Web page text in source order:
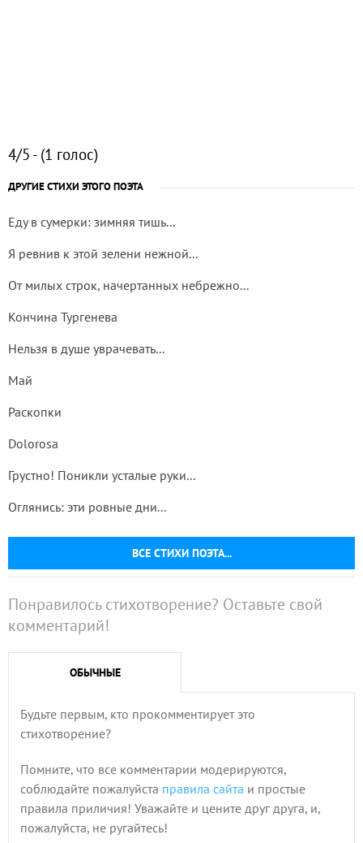
4/5 - (1 голос)
ДРУГИЕ СТИХИ ЭТОГО ПОЭТА
ВСЕ СТИХИ ПОЭТА...
Еду в сумерки: зимняя тишь...
Я ревнив к этой зелени нежной...
От милых строк, начертанных небрежно...
Кончина Тургенева
Нельзя в душе уврачевать...
Май
Раскопки
Dolorosa
Грустно! Поникли усталые руки...
Оглянись: эти ровные дни...
Понравилось стихотворение? Оставьте свой
комментарий!
ОБЫЧНЫЕ
Будьте первым, кто прокомментирует это
стихотворение?
Помните, что все комментарии модерируются,
соблюдайте пожалуйста правила сайта и простые
правила приличия! Уважайте и цените друг друга, и,
пожалуйста, не ругайтесь!